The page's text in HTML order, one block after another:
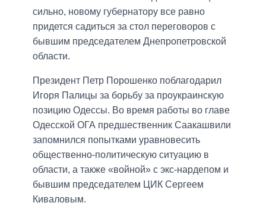
сильно, новому губернатору все равно
придется садиться за стол переговоров с
бывшим председателем Днепропетровской
области.
Президент Петр Порошенко поблагодарил
Игоря Палицы за борьбу за проукраинскую
позицию Одессы. Во время работы во главе
Одесской ОГА предшественник Саакашвили
запомнился попытками уравновесить
общественно-политическую ситуацию в
области, а также «войной» с экс-нардепом и
бывшим председателем ЦИК Сергеем
Киваловым.